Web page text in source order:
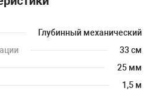
Глубинный механический
33 см
25 мм
1,5 м